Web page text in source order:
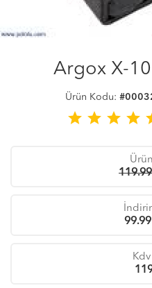
Argox X-
Ürün Kodu:
star star star star
99.99